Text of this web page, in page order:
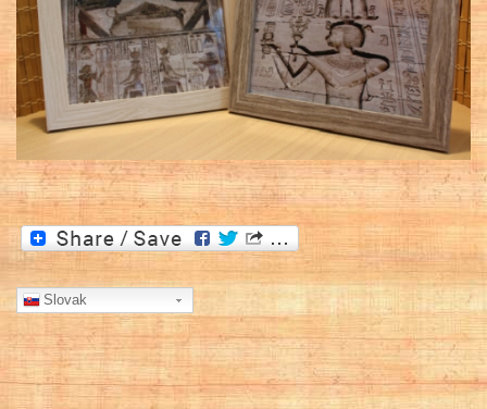
Slovak